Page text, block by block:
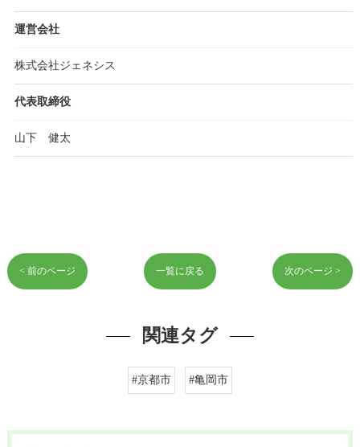
運営会社
株式会社ジェネシス
代表取締役
山下 健太
< 前のページ 一覧に戻る 次のページ >
関連タグ
#京都市 #亀岡市